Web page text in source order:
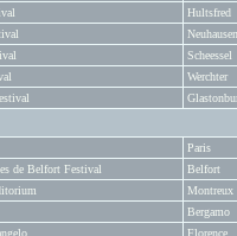
Hultsfred
Scheessel
Werchter
Paris
de Belfort Festival Belfort
Montreux
Bergamo
Florence